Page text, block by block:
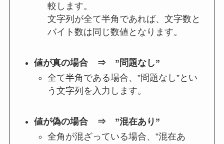
較します。
文字列が全て半角であれば、文字数と
バイト数は同じ数値となります。
値が真の場合 ⇒ ”問題なし”
全て半角である場合、”問題なし”とい
う文字列を入力します。
値が偽の場合 ⇒ ”混在あり”
全角が混ざっている場合、”混在あ